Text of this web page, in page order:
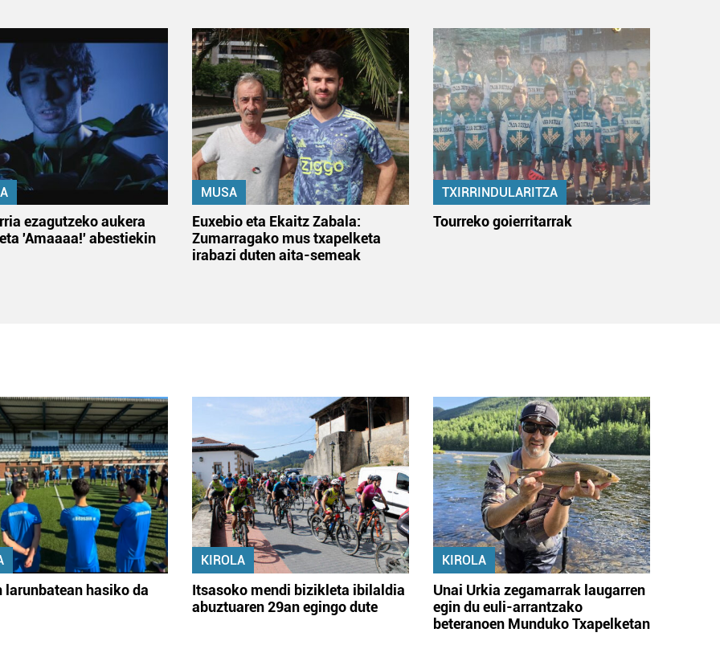
ezagutzeko aukera
'Amaaaa!' abestiekin
MUSA
Euxebio eta Ekaitz Zabala:
Zumarragako mus txapelketa
irabazi duten aita-semeak
TXIRRINDULARITZA
Tourreko goierritarrak
larunbatean hasiko da
KIROLA
Itsasoko mendi bizikleta ibilaldia
abuztuaren 29an egingo dute
KIROLA
Unai Urkia zegamarrak laugarren
egin du euli-arrantzako
beteranoen Munduko Txapelketan